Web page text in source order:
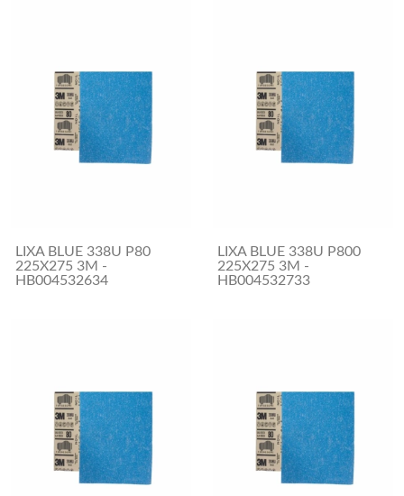
LIXA BLUE 338U P80
225X275 3M -
HB004532634
LIXA BLUE 338U P800
225X275 3M -
HB004532733